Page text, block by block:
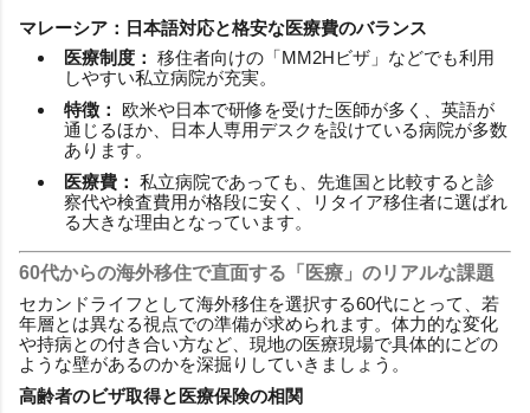
マレーシア：日本語対応と格安な医療費のバランス
医療制度： 移住者向けの「MM2Hビザ」などでも利用
しやすい私立病院が充実。
特徴：
欧米や日本で研修を受けた医師が多く、英語が
通じるほか、日本人専用デスクを設けている病院が多数
あります。
医療費： 私立病院であっても、先進国と比較すると診
察代や検査費用が格段に安く、リタイア移住者に選ばれ
る大きな理由となっています。
60代からの海外移住で直面する「医療」のリアルな課題
セカンドライフとして海外移住を選択する60代にとって、若
年層とは異なる視点での準備が求められます。体力的な変化
や持病との付き合い方など、現地の医療現場で具体的にどの
ような壁があるのかを深掘りしていきましょう。
高齢者のビザ取得と医療保険の相関